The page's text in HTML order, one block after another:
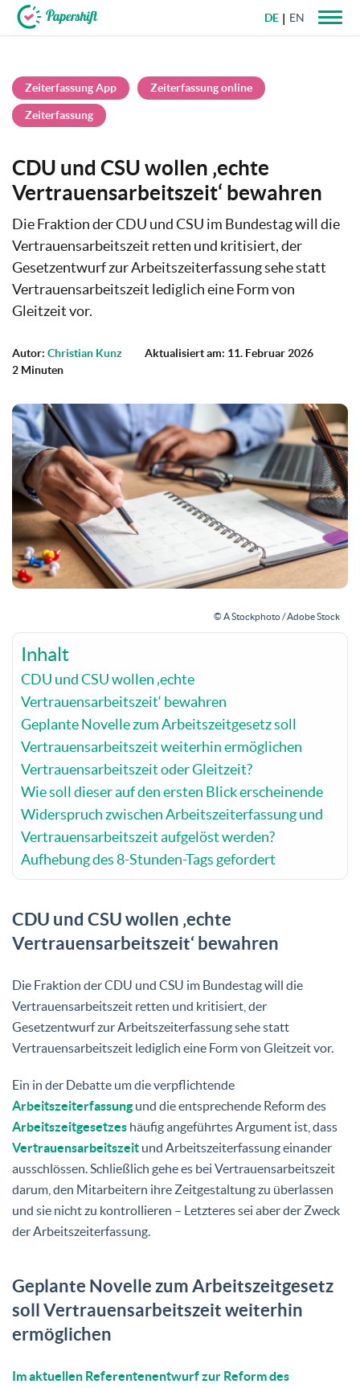
DE EN
Zeiterfassung App Zeiterfassung online
Zeiterfassung
CDU und CSU wollen ‚echte
Vertrauensarbeitszeit‘ bewahren
Die Fraktion der CDU und CSU im Bundestag will die
Vertrauensarbeitszeit retten und kritisiert, der
Gesetzentwurf zur Arbeitszeiterfassung sehe statt
Vertrauensarbeitszeit lediglich eine Form von
Gleitzeit vor.
Autor: Christian Kunz
Aktualisiert am: 11. Februar 2026
2 Minuten
© A Stockphoto / Adobe Stock
Inhalt
CDU und CSU wollen ‚echte
Vertrauensarbeitszeit‘ bewahren
Geplante Novelle zum Arbeitszeitgesetz soll
Vertrauensarbeitszeit weiterhin ermöglichen
Vertrauensarbeitszeit oder Gleitzeit?
Wie soll dieser auf den ersten Blick erscheinende
Widerspruch zwischen Arbeitszeiterfassung und
Vertrauensarbeitszeit aufgelöst werden?
Aufhebung des 8-Stunden-Tags gefordert
CDU und CSU wollen ‚echte
Vertrauensarbeitszeit‘ bewahren
Die Fraktion der CDU und CSU im Bundestag will die
Vertrauensarbeitszeit retten und kritisiert, der
Gesetzentwurf zur Arbeitszeiterfassung sehe statt
Vertrauensarbeitszeit lediglich eine Form von Gleitzeit vor.
Ein in der Debatte um die verpflichtende
Arbeitszeiterfassungund die entsprechende Reform des
Arbeitszeitgesetzes häufig angeführtes Argument ist, dass
Vertrauensarbeitszeit und Arbeitszeiterfassung einander
ausschlössen. Schließlich gehe es bei Vertrauensarbeitszeit
darum, den Mitarbeitern ihre Zeitgestaltung zu überlassen
und sie nicht zu kontrollieren – Letzteres sei aber der Zweck
der Arbeitszeiterfassung.
Geplante Novelle zum Arbeitszeitgesetz
soll Vertrauensarbeitszeit weiterhin
ermöglichen
Im aktuellen Referentenentwurf zur Reform des